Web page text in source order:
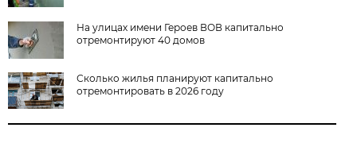
На улицах имени Героев ВОВ капитально
отремонтируют 40 домов
Сколько жилья планируют капитально
отремонтировать в 2026 году